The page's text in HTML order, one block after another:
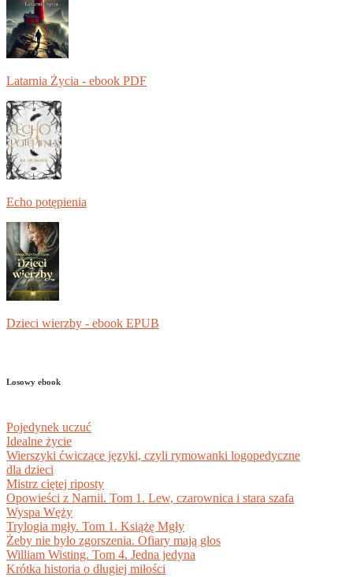
Latarnia Życia - ebook PDF
Echo potępienia
Dzieci wierzby - ebook EPUB
Losowy ebook
Pojedynek uczuć
Idealne życie
Wierszyki ćwiczące języki, czyli rymowanki logopedyczne
dla dzieci
Mistrz ciętej riposty
Opowieści z Narnii. Tom 1. Lew, czarownica i stara szafa
Wyspa Węży
Trylogia mgły. Tom 1. Książę Mgły
Żeby nie było zgorszenia. Ofiary mają głos
William Wisting. Tom 4. Jedna jedyna
Krótka historia o długiej miłości